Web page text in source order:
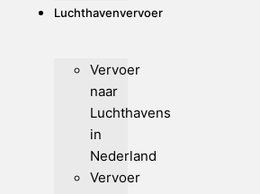
Luchthavenvervoer
Vervoer
naar
Luchthavens
in
Nederland
Vervoer